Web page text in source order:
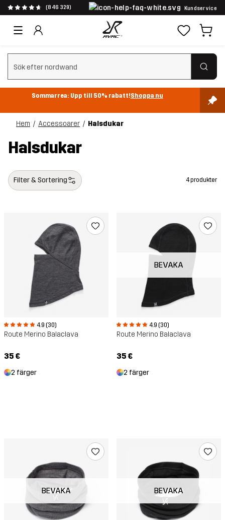
(846 329) Kundservice
Rensa sök
Sommarrea: Upp till 50% rabatt!Shoppa nu
Hem Accessoarer Halsdukar
Halsdukar
Filter & Sortering 4 produkter
4.9 (30)
Route Merino Balaclava
35 €
2 färger
BEVAKA
4.9 (30)
Route Merino Balaclava
35 €
2 färger
BEVAKA BEVAKA